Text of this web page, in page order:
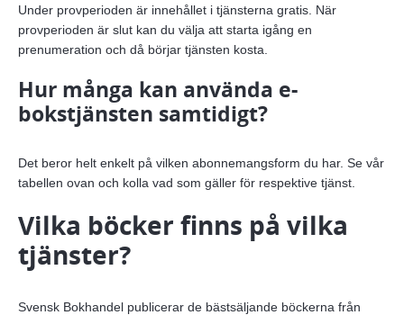
Under provperioden är innehållet i tjänsterna gratis. När
provperioden är slut kan du välja att starta igång en
prenumeration och då börjar tjänsten kosta.
Hur många kan använda e-
bokstjänsten samtidigt?
Det beror helt enkelt på vilken abonnemangsform du har. Se vår
tabellen ovan och kolla vad som gäller för respektive tjänst.
Vilka böcker finns på vilka
tjänster?
Svensk Bokhandel publicerar de bästsäljande böckerna från